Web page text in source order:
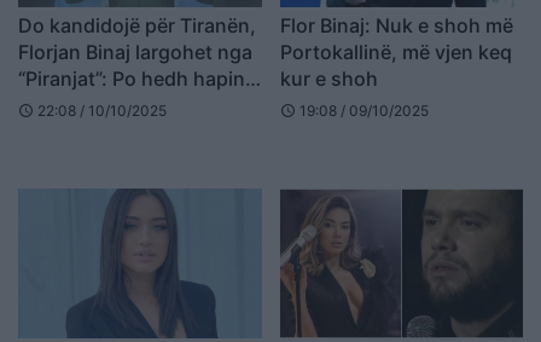
Do kandidojë për Tiranën,
Florjan Binaj largohet nga
“Piranjat”: Po hedh hapin
tim për ndryshim
schedule 22:08 / 10/10/2025
Flor Binaj: Nuk e shoh më
Portokallinë, më vjen keq
kur e shoh
schedule 19:08 / 09/10/2025